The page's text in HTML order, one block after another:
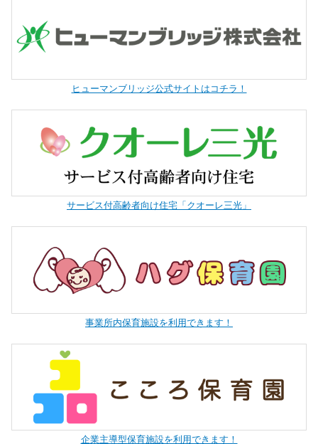
ヒューマンブリッジ公式サイトはコチラ！
サービス付高齢者向け住宅「クオーレ三光」
事業所内保育施設を利用できます！
企業主導型保育施設を利用できます！